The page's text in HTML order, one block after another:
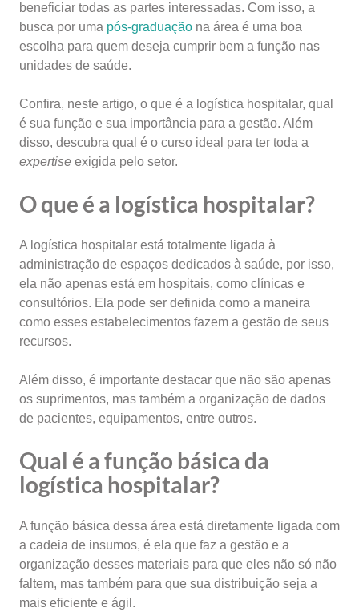
beneficiar todas as partes interessadas. Com isso, a
busca por uma pós-graduação na área é uma boa
escolha para quem deseja cumprir bem a função nas
unidades de saúde.
Confira, neste artigo, o que é a logística hospitalar, qual
é sua função e sua importância para a gestão. Além
disso, descubra qual é o curso ideal para ter toda a
expertise exigida pelo setor.
O que é a logística hospitalar?
A logística hospitalar está totalmente ligada à
administração de espaços dedicados à saúde, por isso,
ela não apenas está em hospitais, como clínicas e
consultórios. Ela pode ser definida como a maneira
como esses estabelecimentos fazem a gestão de seus
recursos.
Além disso, é importante destacar que não são apenas
os suprimentos, mas também a organização de dados
de pacientes, equipamentos, entre outros.
Qual é a função básica da
logística hospitalar?
A função básica dessa área está diretamente ligada com
a cadeia de insumos, é ela que faz a gestão e a
organização desses materiais para que eles não só não
faltem, mas também para que sua distribuição seja a
mais eficiente e ágil.